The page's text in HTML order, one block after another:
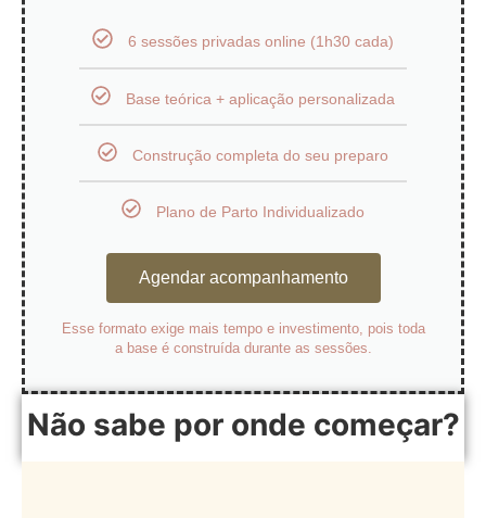
6 sessões privadas online (1h30 cada)
Base teórica + aplicação personalizada
Construção completa do seu preparo
Plano de Parto Individualizado
Agendar acompanhamento
Esse formato exige mais tempo e investimento, pois toda
a base é construída durante as sessões.
Não sabe por onde começar?